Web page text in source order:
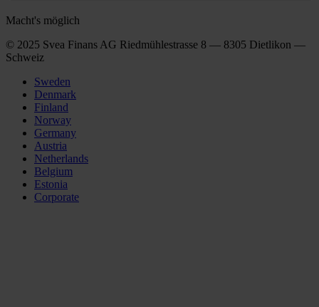
Macht's möglich
© 2025 Svea Finans AG Riedmühlestrasse 8 — 8305 Dietlikon —
Schweiz
Sweden
Denmark
Finland
Norway
Germany
Austria
Netherlands
Belgium
Estonia
Corporate